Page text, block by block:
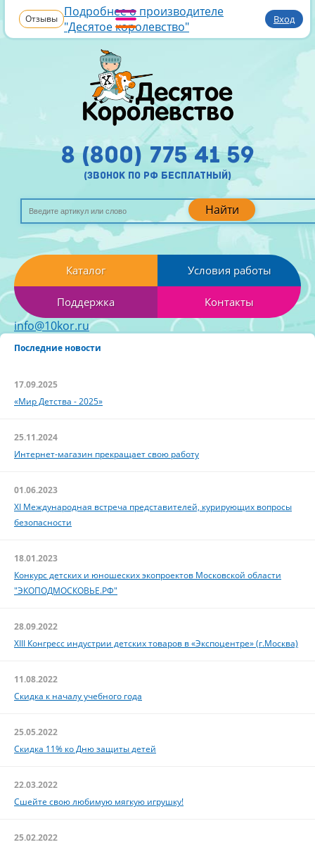
Отзывы Подробнее о производителе
"Десятое королевство"
Вход
Найти
8 (800) 775 41 59
(звонок по рф бесплатный)
Каталог Условия работы
Поддержка Контакты
info@10kor.ru
Последние новости
17.09.2025
«Мир Детства - 2025»
25.11.2024
Интернет-магазин прекращает свою работу
01.06.2023
XI Международная встреча представителей, курирующих вопросы
безопасности
18.01.2023
Конкурс детских и юношеских экопроектов Московской области
"ЭКОПОДМОСКОВЬЕ.РФ"
28.09.2022
XIII Конгресс индустрии детских товаров в «Экспоцентре» (г.Москва)
11.08.2022
Скидка к началу учебного года
25.05.2022
Скидка 11% ко Дню защиты детей
22.03.2022
Сшейте свою любимую мягкую игрушку!
25.02.2022